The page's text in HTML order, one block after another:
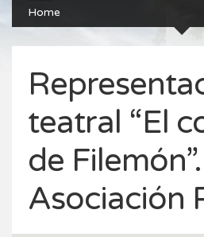
Home
teatral “El
de Filemón”.
Asociación